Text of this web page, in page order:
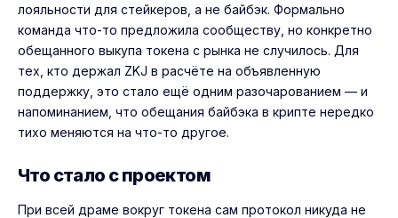
лояльности для стейкеров, а не байбэк. Формально
команда что-то предложила сообществу, но конкретно
обещанного выкупа токена с рынка не случилось. Для
тех, кто держал ZKJ в расчёте на объявленную
поддержку, это стало ещё одним разочарованием — и
напоминанием, что обещания байбэка в крипте нередко
тихо меняются на что-то другое.
Что стало с проектом
При всей драме вокруг токена сам протокол никуда не